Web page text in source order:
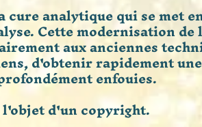
analytique qui se met
Cette modernisation
aux anciennes
d'obtenir rapidement
enfouies.
l'objet d'un copyright.